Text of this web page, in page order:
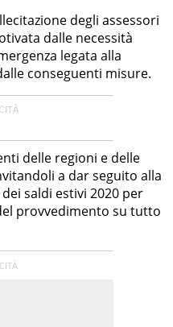
degli assessori
dalle necessità
legata alla
conseguenti misure.
delle regioni e delle
a dar seguito alla
saldi estivi 2020 per
provvedimento su tutto